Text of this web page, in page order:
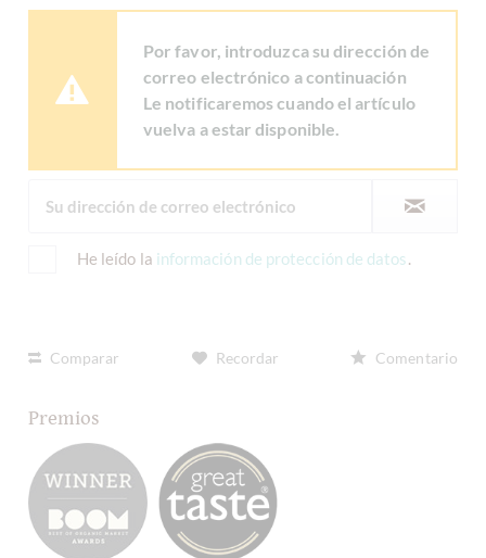
Por favor, introduzca su dirección de
correo electrónico a continuación
Le notificaremos cuando el artículo
vuelva a estar disponible.
He leído la información de protección de datos.
Comparar Recordar Comentario
Premios